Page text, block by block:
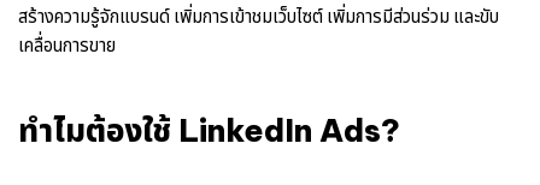
สร้างความรู้จักแบรนด์ เพิ่มการเข้าชมเว็บไซต์ เพิ่มการมีส่วนร่วม และขับ
เคลื่อนการขาย
ทำไมต้องใช้ LinkedIn Ads?